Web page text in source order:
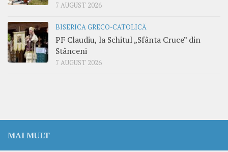
7 AUGUST 2026
BISERICA GRECO-CATOLICĂ
PF Claudiu, la Schitul „Sfânta Cruce” din
Stânceni
7 AUGUST 2026
MAI MULT